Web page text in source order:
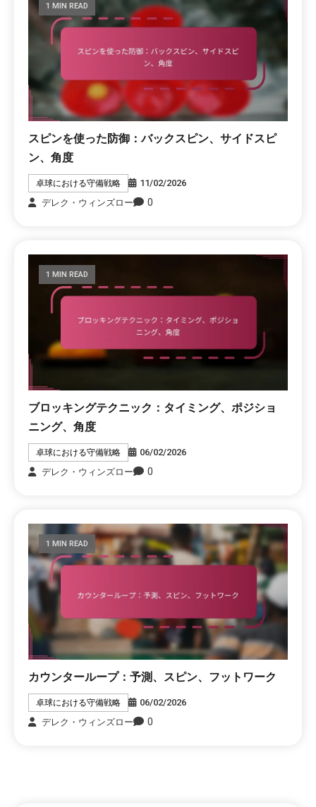
1 MIN READ
スピンを使った防御：バックスピン、サイドスピ
ン、角度
卓球における守備戦略
11/02/2026
デレク・ウィンズロー
0
1 MIN READ
ブロッキングテクニック：タイミング、ポジショ
ニング、角度
卓球における守備戦略
06/02/2026
デレク・ウィンズロー
0
1 MIN READ
カウンターループ：予測、スピン、フットワーク
卓球における守備戦略
06/02/2026
デレク・ウィンズロー
0